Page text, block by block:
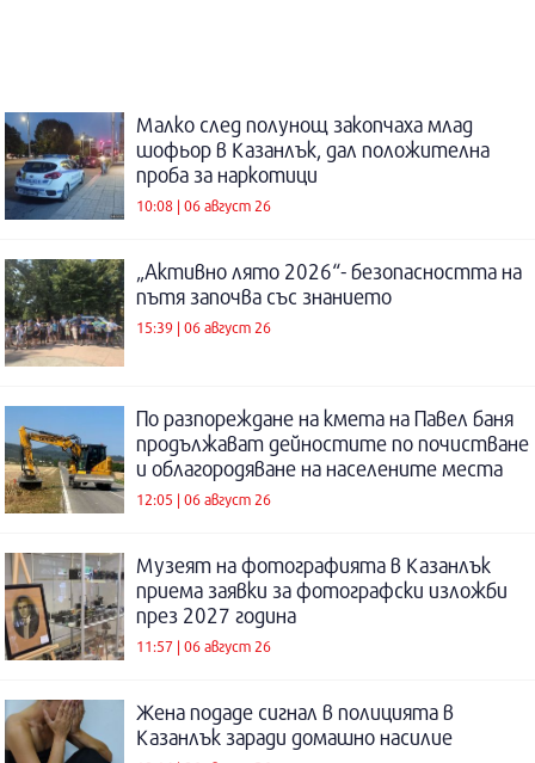
Малко след полунощ закопчаха млад
шофьор в Казанлък, дал положителна
проба за наркотици
10:08 | 06 август 26
„Активно лято 2026“- безопасността на
пътя започва със знанието
15:39 | 06 август 26
По разпореждане на кмета на Павел баня
продължават дейностите по почистване
и облагородяване на населените места
12:05 | 06 август 26
Музеят на фотографията в Казанлък
приема заявки за фотографски изложби
през 2027 година
11:57 | 06 август 26
Жена подаде сигнал в полицията в
Казанлък заради домашно насилие